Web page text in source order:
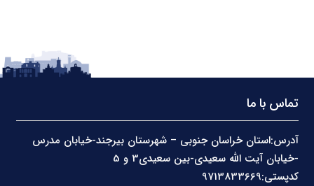
تماس با ما
آدرس:استان خراسان جنوبی – شهرستان بیرجند-خیابان مدرس
کدپستی:9713833669